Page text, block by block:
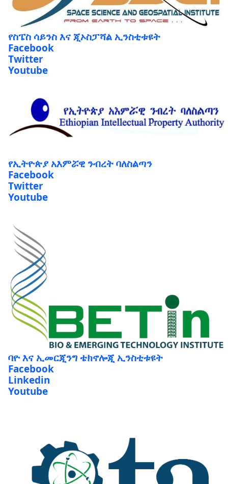
የስፔስ ሳይንስ እና ጂኦስፓሻል ኢንስቲቱዩት
Facebook
Twitter
Youtube
የኢትዮጵያ አእምሯዊ ንብረት ባለስልጣን
Facebook
Twitter
Youtube
ባዮ እና ኢመርጂንግ ቴክኖሎጂ ኢንስቲቱዩት
Facebook
Linkedin
Youtube